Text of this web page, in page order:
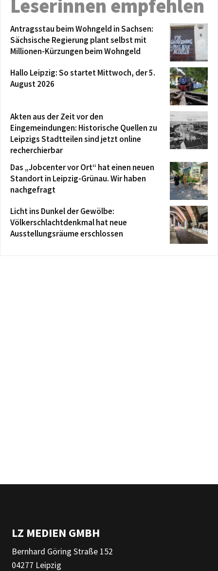
Leserinnen empfehlen
Antragsstau beim Wohngeld in Sachsen:
Sächsische Regierung plant selbst mit
Millionen-Kürzungen beim Wohngeld
Hallo Leipzig: So startet Mittwoch, der 5.
August 2026
Akten aus der Zeit vor den
Eingemeindungen: Historische Quellen zu
Leipzigs Stadtteilen sind jetzt online
recherchierbar
Das „Jobcenter vor Ort“ hat einen neuen
Standort in Leipzig-Grünau. Wir haben
nachgefragt
Licht ins Dunkel der Gewölbe:
Völkerschlachtdenkmal hat neue
Ausstellungsräume erschlossen
LZ MEDIEN GMBH
Bernhard Göring Straße 152
04277 Leipzig